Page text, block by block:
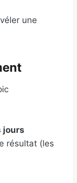
une
jours
résultat (les